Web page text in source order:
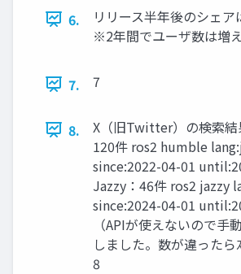
6.
リリース半年後のシェア
※2年間でユーザ数は増
7. 7
8.
X（旧Twitter）の検索結
120件 ros2 humble
since:2022-04-01
Jazzy：46件 ros2 jazzy
since:2024-04-01
（APIが使えないので手
しました。数が違ったら
8